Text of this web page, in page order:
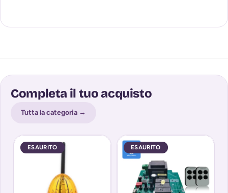
Completa il tuo acquisto
Tutta la categoria →
ESAURITO ESAURITO